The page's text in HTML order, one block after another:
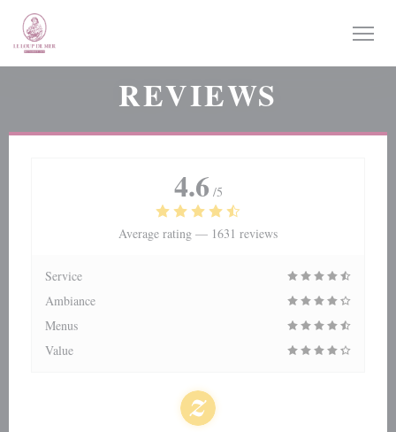
REVIEWS
4.6 /5
Average rating — 1631 reviews
Service
Ambiance
Menus
Value